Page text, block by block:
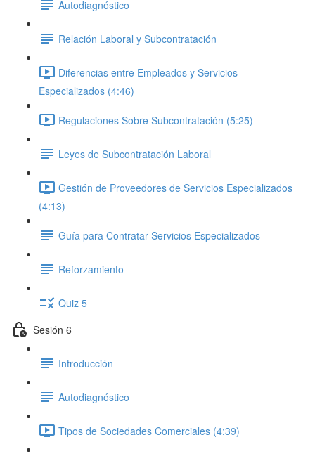
Autodiagnóstico
Relación Laboral y Subcontratación
Diferencias entre Empleados y Servicios
Especializados (4:46)
Regulaciones Sobre Subcontratación (5:25)
Leyes de Subcontratación Laboral
Gestión de Proveedores de Servicios Especializados
(4:13)
Guía para Contratar Servicios Especializados
Reforzamiento
Quiz 5
Sesión 6
Introducción
Autodiagnóstico
Tipos de Sociedades Comerciales (4:39)